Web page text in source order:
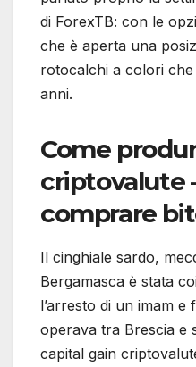
di ForexTB: con le
che è aperta una
rotocalchi a colori
anni.
Come
criptovalute
comprare
Il cinghiale sardo,
Bergamasca è stata
l’arresto di un imam
operava tra Brescia e
capital gain